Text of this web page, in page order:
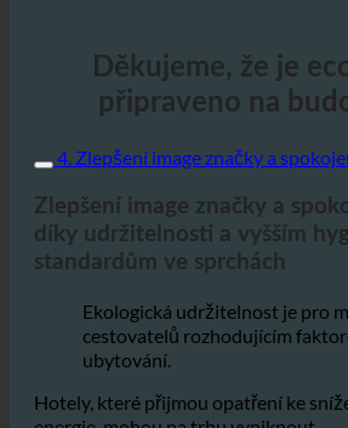
Děkujeme, že je
připraveno na
4. Zlepšení image značky a
Zlepšení image značky a
standardům ve sprchách
Ekologická udržitelnost je pro
cestovatelů rozhodujícím
ubytování.